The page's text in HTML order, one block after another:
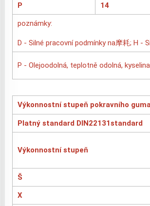
P 14
poznámky:
D - Silné pracovní podmínky na摩耗; H -
P - Olejoodolná, teplotně odolná,
Výkonnostní stupeň pokravního
Platný standard DIN22131standard
Výkonnostní stupeň
Š
X